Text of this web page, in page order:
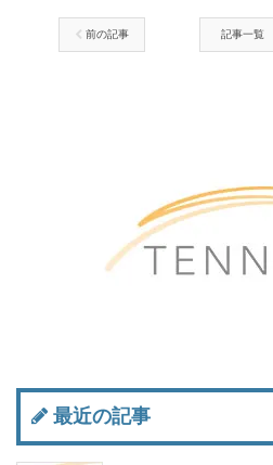
前の記事 記事一覧
最近の記事